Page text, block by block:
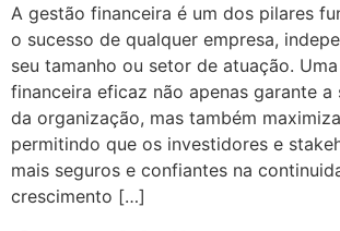
A gestão financeira é um dos pilares
o sucesso de qualquer empresa,
seu tamanho ou setor de atuação.
financeira eficaz não apenas garante a
da organização, mas também
permitindo que os investidores e
mais seguros e confiantes na
crescimento […]